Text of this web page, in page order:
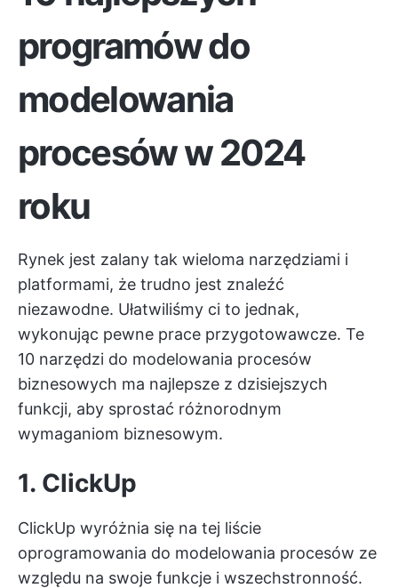
programów do
modelowania
procesów w 2024
roku
Rynek jest zalany tak wieloma narzędziami i
platformami, że trudno jest znaleźć
niezawodne. Ułatwiliśmy ci to jednak,
wykonując pewne prace przygotowawcze. Te
10 narzędzi do modelowania procesów
biznesowych ma najlepsze z dzisiejszych
funkcji, aby sprostać różnorodnym
wymaganiom biznesowym.
1. ClickUp
ClickUp wyróżnia się na tej liście
oprogramowania do modelowania procesów ze
względu na swoje funkcje i wszechstronność.